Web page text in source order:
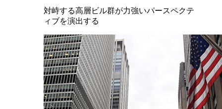
対峙する高層ビル群が力強いパースペクテ
ィブを演出する